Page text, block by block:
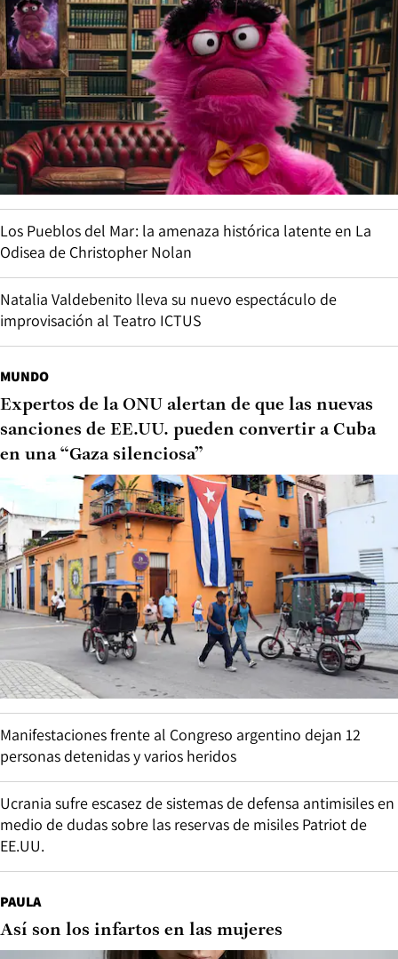
Los Pueblos del Mar: la amenaza histórica latente en La
Odisea de Christopher Nolan
Natalia Valdebenito lleva su nuevo espectáculo de
improvisación al Teatro ICTUS
MUNDO
Expertos de la ONU alertan de que las nuevas
sanciones de EE.UU. pueden convertir a Cuba
en una “Gaza silenciosa”
Manifestaciones frente al Congreso argentino dejan 12
personas detenidas y varios heridos
Ucrania sufre escasez de sistemas de defensa antimisiles en
medio de dudas sobre las reservas de misiles Patriot de
EE.UU.
PAULA
Así son los infartos en las mujeres